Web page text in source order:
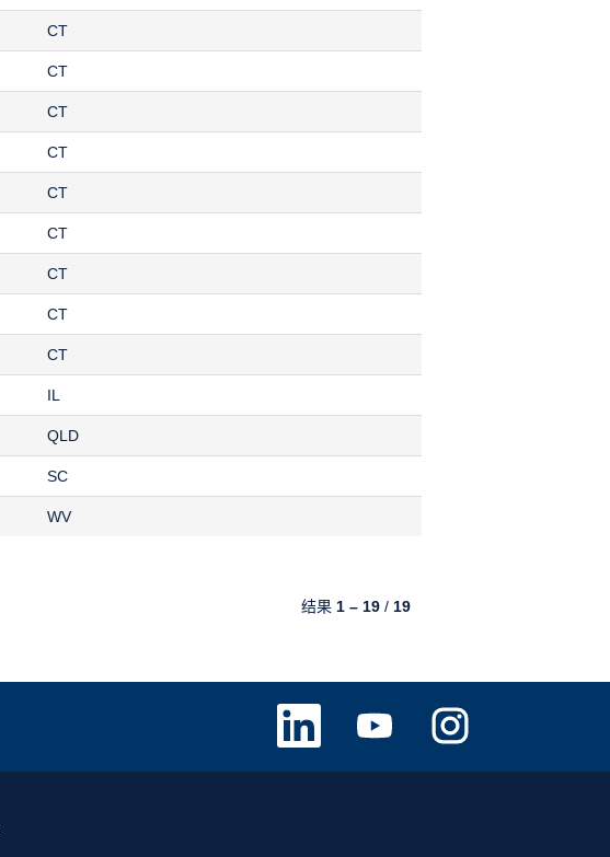
CT
CT
CT
CT
CT
CT
CT
CT
CT
IL
QLD
SC
WV
结果 1 – 19 / 19
在
新
项
新
选
在
新
选